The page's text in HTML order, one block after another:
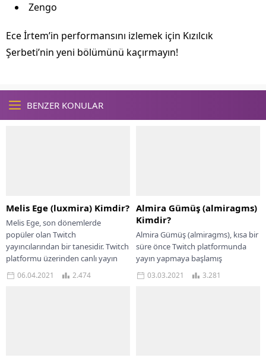
Zengo
Ece İrtem’in performansını izlemek için Kızılcık
Şerbeti’nin yeni bölümünü kaçırmayın!
BENZER KONULAR
Melis Ege (luxmira) Kimdir?
Melis Ege, son dönemlerde
popüler olan Twitch
yayıncılarından bir tanesidir. Twitch
platformu üzerinden canlı yayın
yapıp oyunlar oynayan luxmira
lakaplı...
06.04.2021 2.474
Almira Gümüş (almiragms)
Kimdir?
Almira Gümüş (almiragms), kısa bir
süre önce Twitch platformunda
yayın yapmaya başlamış
yayıncılardan bir tanesidir. Almira
Gümüş olarak tanınan yayıncının...
03.03.2021 3.281